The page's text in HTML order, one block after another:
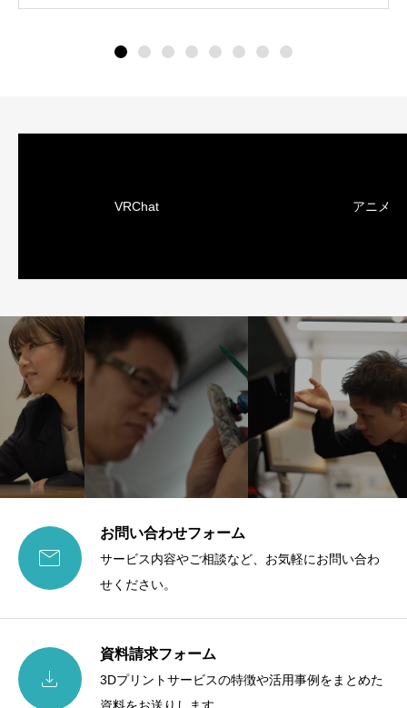
VRChat アニメ

お問い合わせフォーム
サービス内容やご相談など、お気軽にお問い合わ
せください。

資料請求フォーム
3Dプリントサービスの特徴や活用事例をまとめた